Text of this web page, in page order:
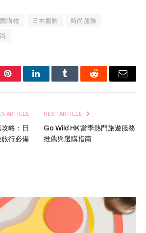
購物 日本服飾
時尚服飾
PinterestLinkedInTumblr Reddit Email
ARTICLE
略：日
行必備
NEXT ARTICLE
Go Wild HK 當季熱門旅遊服務
推薦與選購指南